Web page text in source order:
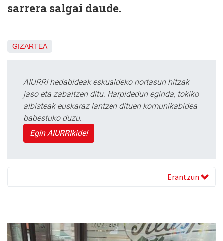
sarrera salgai daude.
GIZARTEA
AIURRI hedabideak eskualdeko nortasun hitzak
jaso eta zabaltzen ditu. Harpidedun eginda, tokiko
albisteak euskaraz lantzen dituen komunikabidea
babestuko duzu.
Egin AIURRIkide!
Erantzun